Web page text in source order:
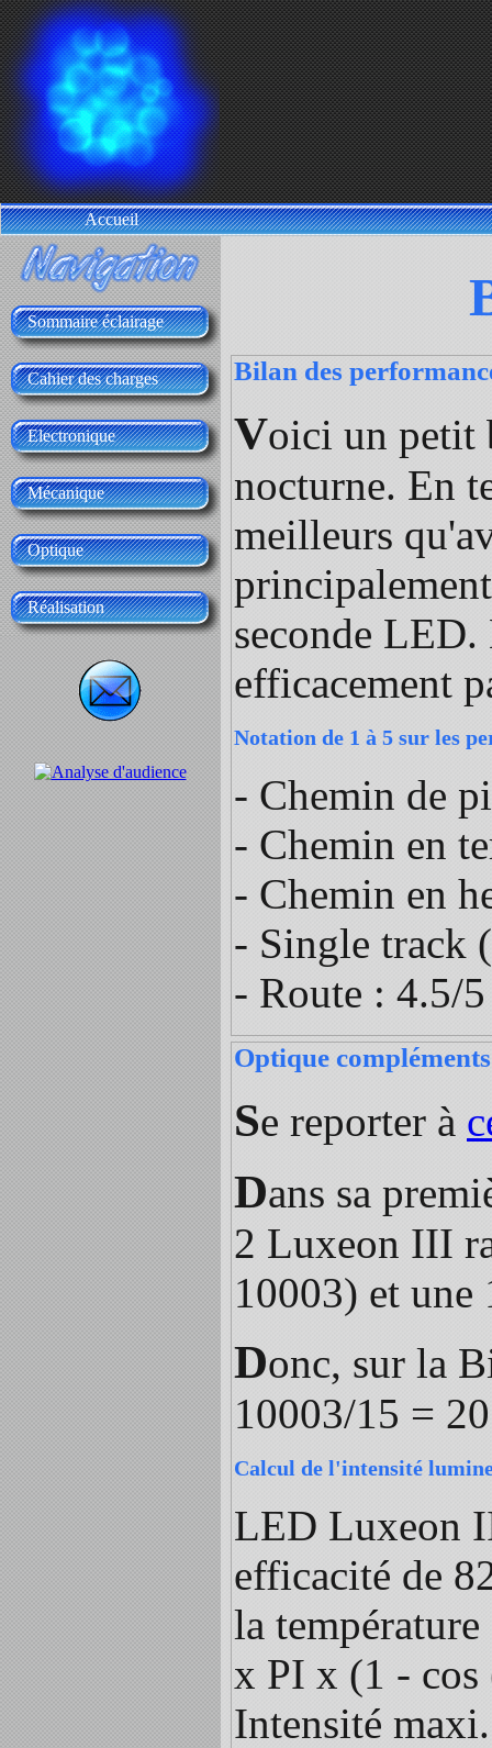
Accueil
Sommaire éclairage
Cahier des charges
Electronique
Mécanique
Optique
Réalisation
Bilan des
Voici un petit
nocturne. En
meilleurs
seconde
efficacement
Notation de 1 à 5 sur les
- Chemin de
- Chemin en
- Chemin en
- Single track
- Route : 4.5/5
Optique
Se reporter à
Dans sa
2 Luxeon III
10003) et
Donc, sur la
10003/15 =
Calcul de l'intensité
LED Luxeon
efficacité de
la
x PI x (1 - cos
Intensité